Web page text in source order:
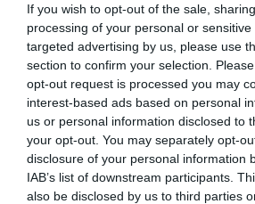
If you wish to opt-out of the sale,
processing of your personal or
targeted advertising by us, please use
section to confirm your selection.
opt-out request is processed you may
interest-based ads based on personal
us or personal information disclosed to
your opt-out. You may separately opt-
disclosure of your personal information
IAB’s list of downstream participants.
also be disclosed by us to third parties
A Rolex szóban forgó változata
A 44 órás járástartalékkal, 44
vaskos megjelenéssel
héliumszelepe lehetővé teszi a
amikor a búvár dekompressziót
merülés után.